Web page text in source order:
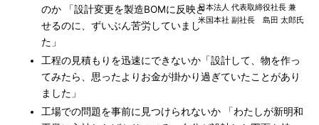
日本法人 代表取締役社長 兼
米国本社 副社長 島田 太郎氏
のか 「設計変更を製造BOMに反映さ
せるのに、ずいぶん苦労していまし
た」
工程の見積もりを迅速にできないか「設計して、物を作っ
てみたら、思ったよりお金が掛かり過ぎていたことがあり
ました」
工場での問題を事前に見つけられないか 「わたしが新明和